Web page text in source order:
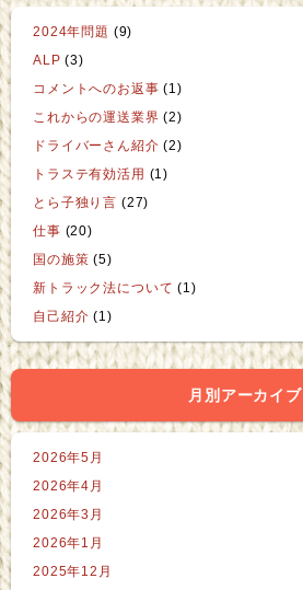
2024年問題 (9)
ALP (3)
コメントへのお返事 (1)
これからの運送業界 (2)
ドライバーさん紹介 (2)
トラステ有効活用 (1)
とら子独り言 (27)
仕事 (20)
国の施策 (5)
新トラック法について (1)
自己紹介 (1)
月別アーカイブ
2026年5月
2026年4月
2026年3月
2026年1月
2025年12月